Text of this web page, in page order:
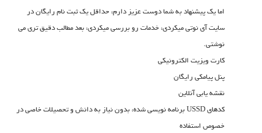
اما یک پیشنهاد به شما دوست عزیز دارم، حداقل یک ثبت نام رایگان در
سایت آی نوتی میکردی، خدمات رو بررسی میکردی، بعد مطالب دقیق تری می
نوشتی.
کارت ویزیت الکترونیکی
پنل پیامکی رایگان
نقشه یابی آنلاین
کدهای USSD برنامه نویسی شده، بدون نیاز به دانش و تحصیلات خاصی در
خصوص استفاده